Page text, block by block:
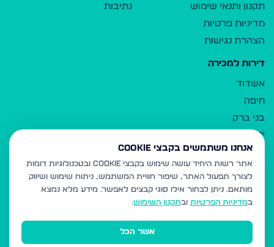
תקנון ותנאי שימוש
מדיניות פרטיות
הצהרת נגישות
נתיבות
דירות למכירה
אשדוד
חיפה
בני ברק
ירושלים
אלעד
גבעת זאב
בית שמש
רכסים
מודיעין עילית
אנחנו משתמשים בקבצי Cookie
אתר רשות היחיד עושה שימוש בקבצי Cookie ובטכנולוגיות דומות
לצורך תפעול האתר, שיפור חוויית המשתמש, ניתוח שימוש ושיווק
מותאם. ניתן לבחור אילו סוגי קבצים לאפשר. מידע מלא נמצא
במדיניות הפרטיות ובתקנון השימוש.
אשר הכל